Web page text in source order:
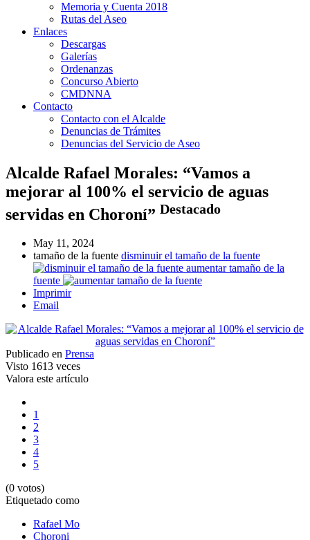
Memoria y Cuenta 2018
Rutas del Aseo
Enlaces
Descargas
Galerías
Ordenanzas
Concurso Abierto
CMDNNA
Contacto
Contacto con el Alcalde
Denuncias de Trámites
Denuncias del Servicio de Aseo
Alcalde Rafael Morales: “Vamos a
mejorar al 100% el servicio de aguas
servidas en Choroní” Destacado
May 11, 2024
tamaño de la fuente disminuir el tamaño de la fuente
aumentar tamaño de la
fuente
Imprimir
Email
Publicado en Prensa
Visto 1613 veces
Valora este artículo
1
2
3
4
5
(0 votos)
Etiquetado como
Rafael Mo
Choroni